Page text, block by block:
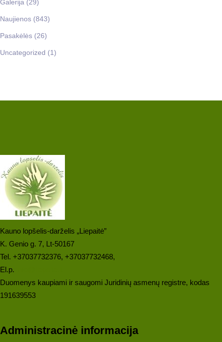
Galerija (29)
Naujienos (843)
Pasakėlės (26)
Uncategorized (1)
Kauno lopšelis-darželis „Liepaitė”
K. Genio g. 7, Lt-50167
Tel. +37037732376, +37037732468,
El.p.
Duomenys kaupiami ir saugomi Juridinių asmenų registre, kodas
191639553
Administracinė informacija